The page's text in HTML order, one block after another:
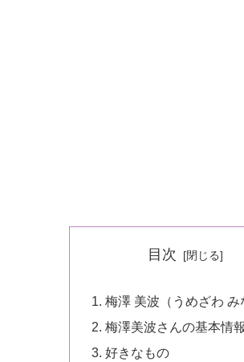
目次
梅澤 美波（うめざわ み
梅澤美波さんの基本情報
好きなもの